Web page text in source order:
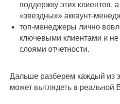
поддержку этих клиентов,
«звездных» аккаунт-
топ-менеджеры лично
ключевыми клиентами и не
слоями отчетности.
Дальше разберем каждый из
может выглядеть в реальной